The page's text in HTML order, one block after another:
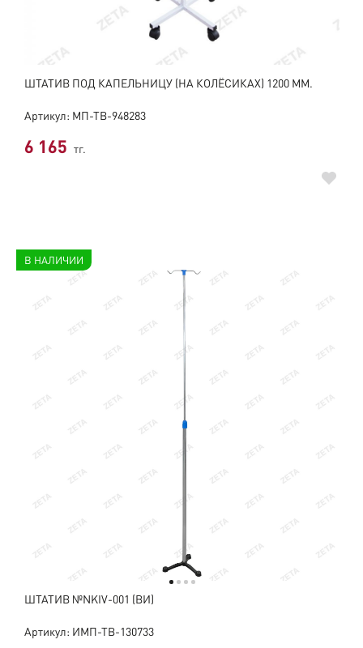
ШТАТИВ ПОД КАПЕЛЬНИЦУ (НА КОЛЁСИКАХ) 1200 ММ.
Артикул: МП-ТВ-948283
6 165 тг.
В НАЛИЧИИ
ШТАТИВ №NKIV-001 (ВИ)
Артикул: ИМП-ТВ-130733